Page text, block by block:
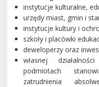
instytucje kulturalne,
urzędy miast, gmin i
instytucje kultury i
szkoły i placówki
deweloperzy oraz
własnej
podmiotach
zatrudnienia